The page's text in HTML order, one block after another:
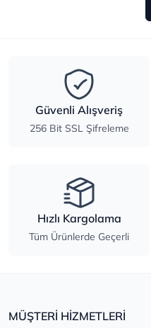
Güvenli Alışveriş
256 Bit SSL Şifreleme
Hızlı Kargolama
Tüm Ürünlerde Geçerli
MÜŞTERİ HİZMETLERİ